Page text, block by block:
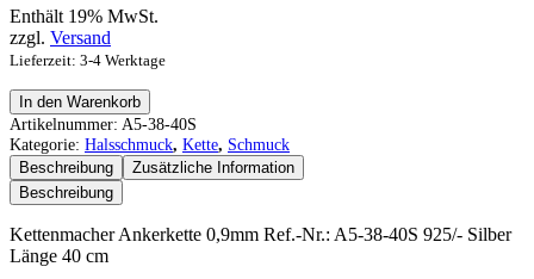
Enthält 19% MwSt.
zzgl. Versand
Lieferzeit: 3-4 Werktage
Kettenmacher
Ankerkette
0,9mm
Menge
In den Warenkorb
Artikelnummer: A5-38-40S
Kategorie: Halsschmuck, Kette, Schmuck
Beschreibung
Zusätzliche Information
Beschreibung
Kettenmacher Ankerkette 0,9mm Ref.-Nr.: A5-38-40S 925/- Silber
Länge 40 cm